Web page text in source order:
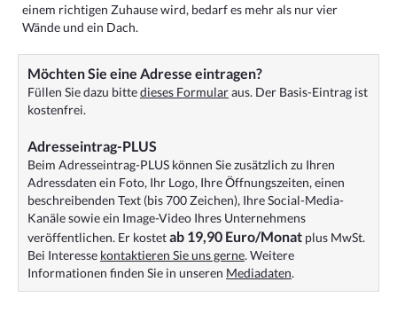
einem richtigen Zuhause wird, bedarf es mehr als nur vier
Wände und ein Dach.
Möchten Sie eine Adresse eintragen?
Füllen Sie dazu bittedieses Formularaus. Der Basis-Eintrag ist
kostenfrei.
Adresseintrag-PLUS
Beim Adresseintrag-PLUS können Sie zusätzlich zu Ihren
Adressdaten ein Foto, Ihr Logo, Ihre Öffnungszeiten, einen
beschreibenden Text (bis 700 Zeichen), Ihre Social-Media-
Kanäle sowie ein Image-Video Ihres Unternehmens
veröffentlichen. Er kostetab 19,90 Euro/Monat plus MwSt.
Bei Interesse kontaktieren Sie uns gerne. Weitere
Informationen finden Sie in unseren Mediadaten.